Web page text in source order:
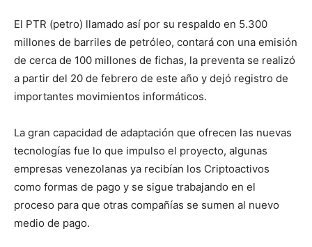
El PTR (petro) llamado así por su respaldo en 5.300
millones de barriles de petróleo, contará con una emisión
de cerca de 100 millones de fichas, la preventa se realizó
a partir del 20 de febrero de este año y dejó registro de
importantes movimientos informáticos.
La gran capacidad de adaptación que ofrecen las nuevas
tecnologías fue lo que impulso el proyecto, algunas
empresas venezolanas ya recibían los Criptoactivos
como formas de pago y se sigue trabajando en el
proceso para que otras compañías se sumen al nuevo
medio de pago.